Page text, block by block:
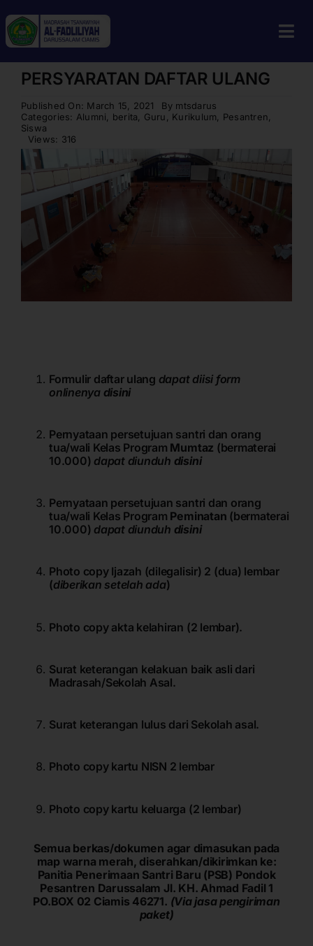
to
content
Home
Profil
Guru & Tenaga Kependidikan
Berita
Calon Siswa
Alumni
Galeri
Aplikasi
PERSYARATAN DAFTAR ULANG
Published On: March 15, 2021 By mtsdarus
Categories: Alumni berita Guru Kurikulum Pesantren
Siswa
Views: 316
Formulir daftar ulang dapat diisi form
onlinenya disini
Pernyataan persetujuan santri dan orang
tua/wali Kelas Program Mumtaz (bermaterai
10.000) dapat diunduh disini
Pernyataan persetujuan santri dan orang
tua/wali Kelas Program Peminatan (bermaterai
10.000) dapat diunduh disini
Photo copy Ijazah (dilegalisir) 2 (dua) lembar
(diberikan setelah ada)
Photo copy akta kelahiran (2 lembar).
Surat keterangan kelakuan baik asli dari
Madrasah/Sekolah Asal.
Surat keterangan lulus dari Sekolah asal.
Photo copy kartu NISN 2 lembar
Photo copy kartu keluarga (2 lembar)
Semua berkas/dokumen agar dimasukan pada
map warna merah, diserahkan/dikirimkan ke:
Panitia Penerimaan Santri Baru (PSB) Pondok
Pesantren Darussalam Jl. KH. Ahmad Fadil 1
PO.BOX 02 Ciamis 46271. (Via jasa pengiriman
paket)